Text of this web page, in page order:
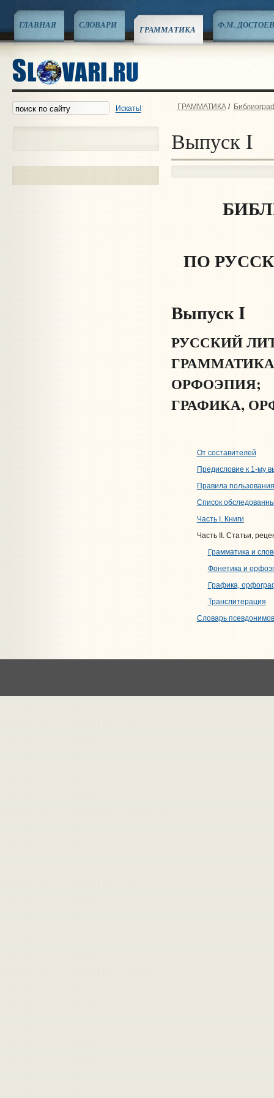
ГЛАВНАЯ СЛОВАРИ ГРАММАТИКА Ф.М.
Искать! ГРАММАТИКА/
Выпуск I
ПО
Выпуск I
РУССКИЙ
ОРФОЭПИЯ;
ГРАФИКА,
От составителей
Предисловие к 1-му
Правила
Список
Часть . Книги
Часть I
. Статьи,
Грамматика и
Фонетика и
Графика,
Транслитерация
Словарь псевдонимов